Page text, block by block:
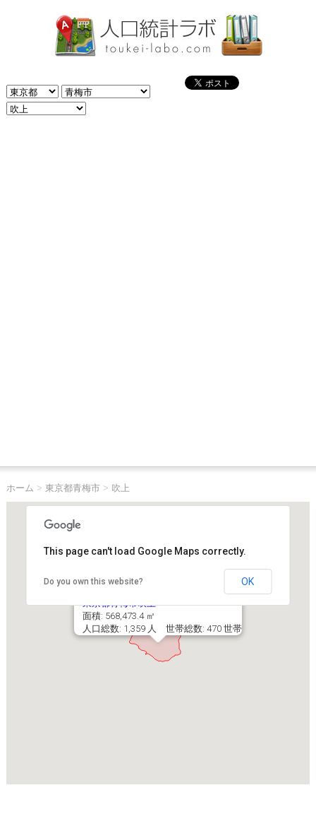
ホーム > 東京都青梅市> 吹上
東京都青梅市吹上
面積: 568,473.4 ㎡
人口総数: 1,359 人 世帯総数: 470 世帯
This page can't load Google Maps correctly.
Do you own this website? OK